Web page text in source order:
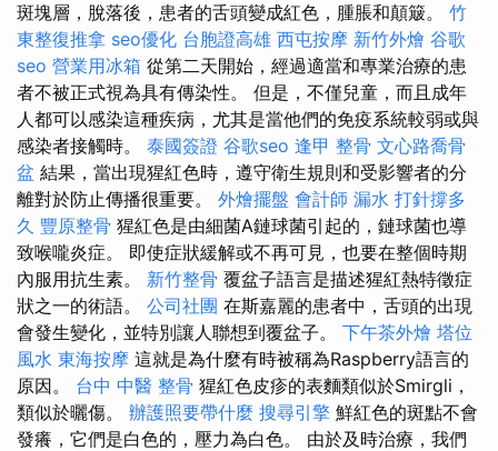
斑塊層，脫落後，患者的舌頭變成紅色，腫脹和顛簸。 竹
東整復推拿 seo優化 台胞證高雄 西屯按摩 新竹外燴 谷歌
seo 營業用冰箱 從第二天開始，經過適當和專業治療的患
者不被正式視為具有傳染性。 但是，不僅兒童，而且成年
人都可以感染這種疾病，尤其是當他們的免疫系統較弱或與
感染者接觸時。 泰國簽證 谷歌seo 逢甲 整骨 文心路喬骨
盆 結果，當出現猩紅色時，遵守衛生規則和受影響者的分
離對於防止傳播很重要。 外燴擺盤 會計師 漏水 打針撐多
久 豐原整骨 猩紅色是由細菌A鏈球菌引起的，鏈球菌也導
致喉嚨炎症。 即使症狀緩解或不再可見，也要在整個時期
內服用抗生素。 新竹整骨 覆盆子語言是描述猩紅熱特徵症
狀之一的術語。 公司社團 在斯嘉麗的患者中，舌頭的出現
會發生變化，並特別讓人聯想到覆盆子。 下午茶外燴 塔位
風水 東海按摩 這就是為什麼有時被稱為Raspberry語言的
原因。 台中 中醫 整骨 猩紅色皮疹的表麵類似於Smirgli，
類似於曬傷。 辦護照要帶什麼 搜尋引擎 鮮紅色的斑點不會
發癢，它們是白色的，壓力為白色。 由於及時治療，我們